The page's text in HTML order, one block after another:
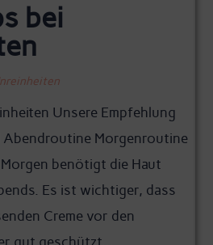
bei
Unsere Empfehlung
Abendroutine Morgenroutine
benötigt die Haut
Es ist wichtiger, dass
Creme vor den